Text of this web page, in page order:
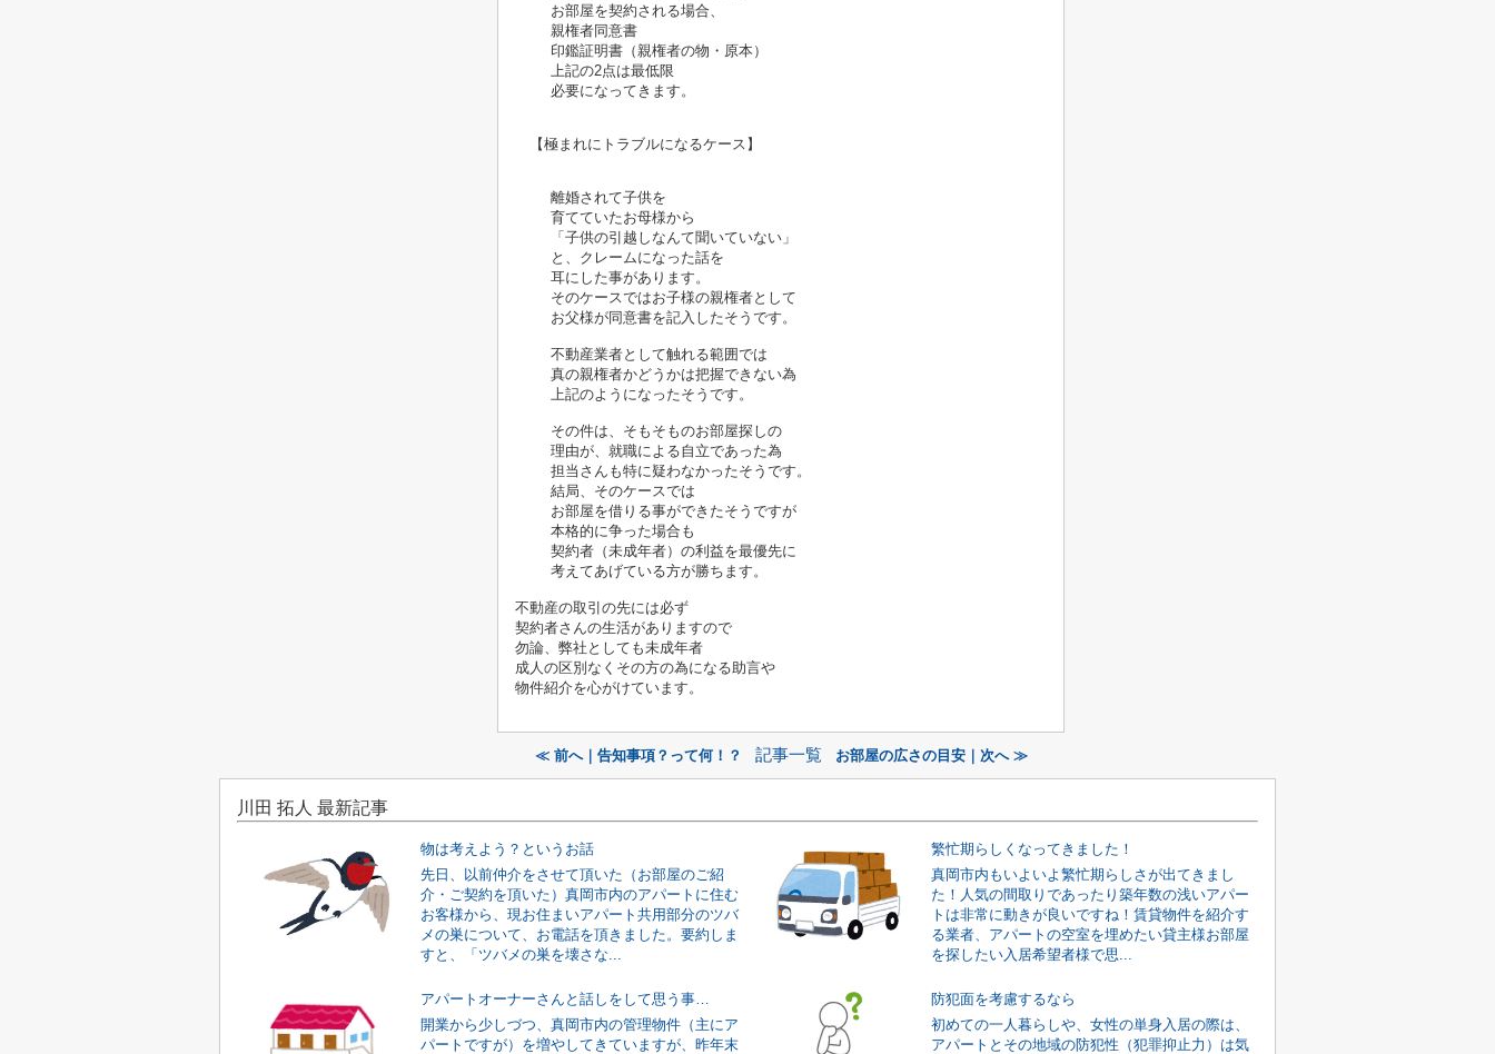
お部屋を契約される場合、
親権者同意書
印鑑証明書（親権者の物・原本）
上記の2点は最低限
必要になってきます。
【極まれにトラブルになるケース】
離婚されて子供を
育てていたお母様から
「子供の引越しなんて聞いていない」
と、 クレームになった話を
耳にした事があります。
そのケースではお子様の親権者として
お父様が同意書を記入したそうです。
不動産業者として触れる範囲では
真の親権者かどうかは把握できない為
上記のようになったそうです。
その件は、そもそものお部屋探しの
理由が、就職による自立であった為
担当さんも特に疑わなかったそうです。
結局、そのケースでは
お部屋を借りる事ができたそうですが
本格的に争った場合も
契約者（未成年者）の利益を最優先に
考えてあげている方が勝ちます。
不動産の取引の先には必ず
契約者さんの生活がありますので
勿論、弊社としても未成年者
成人の区別なく その方の為になる助言や
物件紹介を心がけています。
≪ 前へ｜告知事項？って何！？ 記事一覧 お部屋の広さの目安｜次へ ≫
川田 拓人 最新記事
物は考えよう？というお話
先日、以前仲介をさせて頂いた（お部屋のご紹
介・ご契約を頂いた）真岡市内のアパートに住む
お客様から、現お住まいアパート共用部分のツバ
メの巣について、お電話を頂きました。要約しま
すと、「ツバメの巣を壊さな...
繁忙期らしくなってきました！
真岡市内もいよいよ繁忙期らしさが出てきまし
た！人気の間取りであったり築年数の浅いアパー
トは非常に動きが良いですね！賃貸物件を紹介す
る業者、アパートの空室を埋めたい貸主様お部屋
を探したい入居希望者様で思...
アパートオーナーさんと話しをして思う事…
開業から少しづつ、真岡市内の管理物件（主にア
パートですが）を増やしてきていますが、昨年末
防犯面を考慮するなら
初めての一人暮らしや、女性の単身入居の際は、
アパートとその地域の防犯性（犯罪抑止力）は気